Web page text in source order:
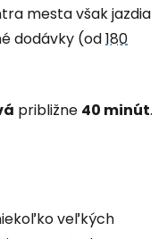
mesta však jazdia
dodávky (od180
približne 40 minút.
veľkých